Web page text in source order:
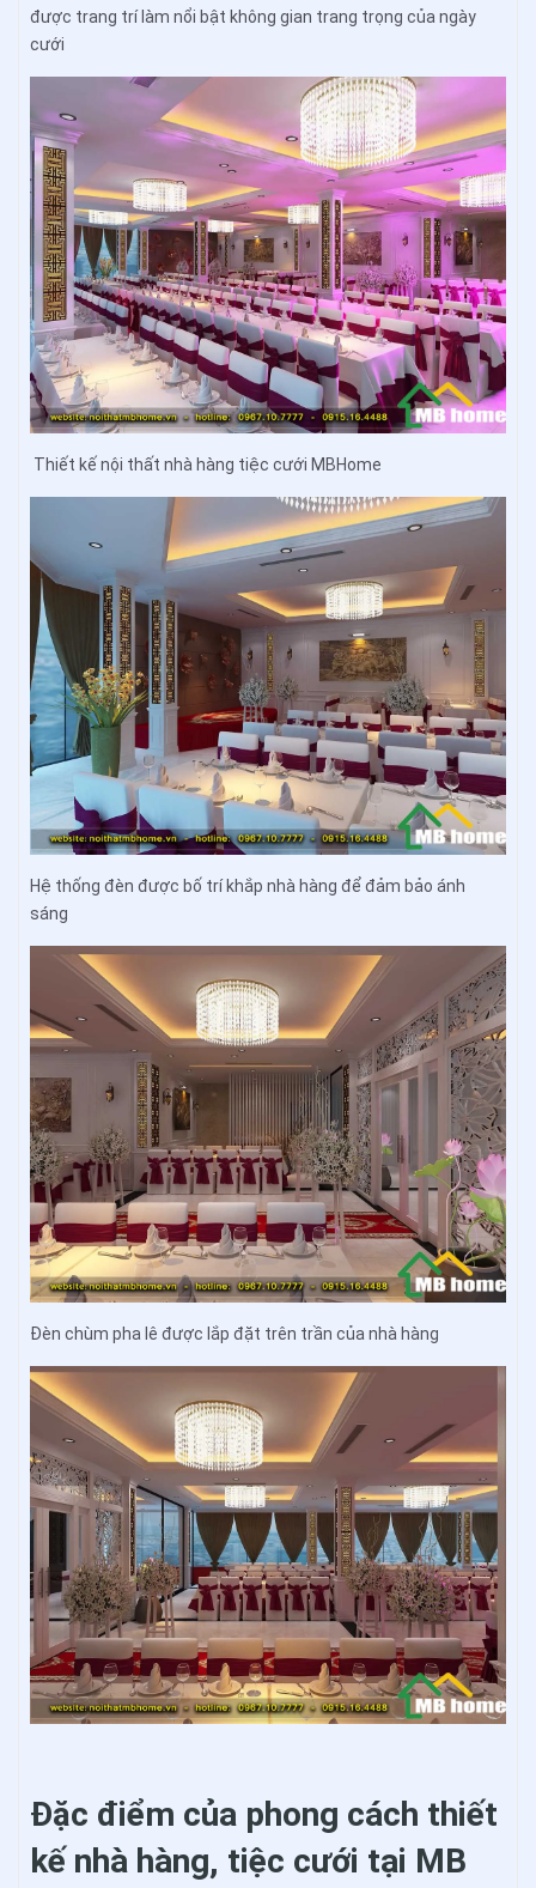
được trang trí làm nổi bật không gian trang trọng của ngày
cưới
Thiết kế nội thất nhà hàng tiệc cưới MBHome
Hệ thống đèn được bố trí khắp nhà hàng để đảm bảo ánh
sáng
Đèn chùm pha lê được lắp đặt trên trần của nhà hàng
Đặc điểm của phong cách thiết
kế nhà hàng, tiệc cưới tại MB